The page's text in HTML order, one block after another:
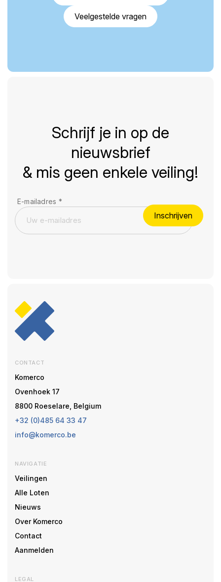
Veelgestelde vragen
Schrijf je in op de
nieuwsbrief
& mis geen enkele veiling!
E-mailadres *
Inschrijven
CONTACT
Komerco
Ovenhoek 17
8800 Roeselare, Belgium
+32 (0)485 64 33 47
info@komerco.be
NAVIGATIE
Veilingen
Alle Loten
Nieuws
Over Komerco
Contact
Aanmelden
LEGAL